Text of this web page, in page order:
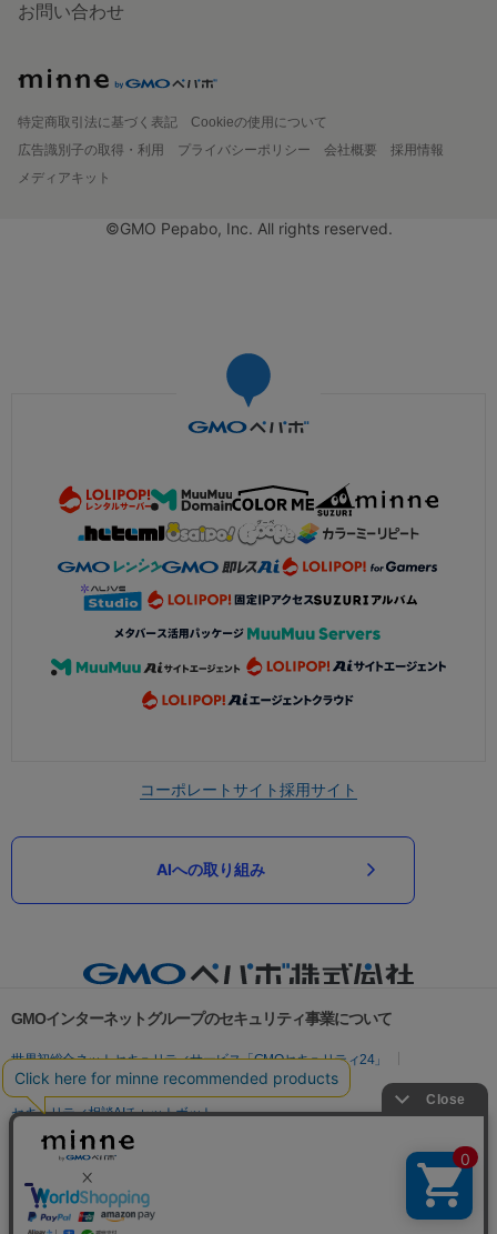
お問い合わせ
特定商取引法に基づく表記
Cookieの使用について
広告識別子の取得・利用
プライバシーポリシー 会社概要
採用情報
メディアキット
©GMO Pepabo, Inc. All rights reserved.
コーポレートサイト採用サイト
AIへの取り組み
GMOインターネットグループのセキュリティ事業について
世界初総合ネットセキュリティサービス「GMOセキュリティ24」
パスワード漏洩診断
Webサイトリスク診断
セキュリティ相談AIチャットボット
実在証明・盗聴対策
サイバー攻撃対策（GMO Flatt Security）
セキュリティ事業の軌跡